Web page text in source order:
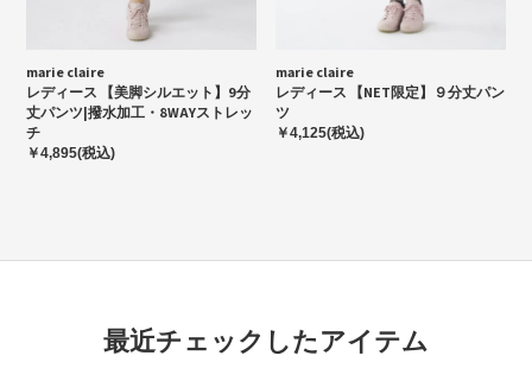
marie claire
レディース 【美脚シルエット】9分
丈パンツ|撥水加工・8WAYストレッ
チ
￥4,895(税込)
marie claire
レディース 【NET限定】９分丈パン
ツ
￥4,125(税込)
最近チェックしたアイテム